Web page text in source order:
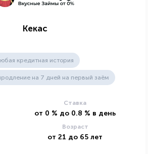
Кекас
кредитная история
на 7 дней на первый заём
Ставка
от 0 % до 0.8 % в день
Возраст
от 21 до 65 лет